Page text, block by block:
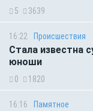
5 3639
16:22 Происшествия
Стала известна
юноши
0 1820
16:16 Памятное